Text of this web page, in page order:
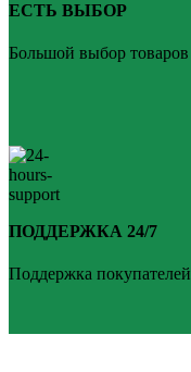
ЕСТЬ ВЫБОР
Большой выбор товаров
ПОДДЕРЖКА 24/7
Поддержка покупателей